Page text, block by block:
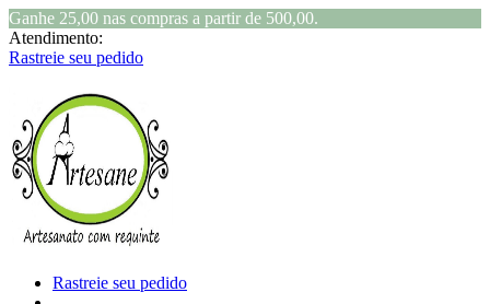
Ganhe 25,00 nas compras a partir de 500,00.
Atendimento:
Rastreie seu pedido
Rastreie seu pedido